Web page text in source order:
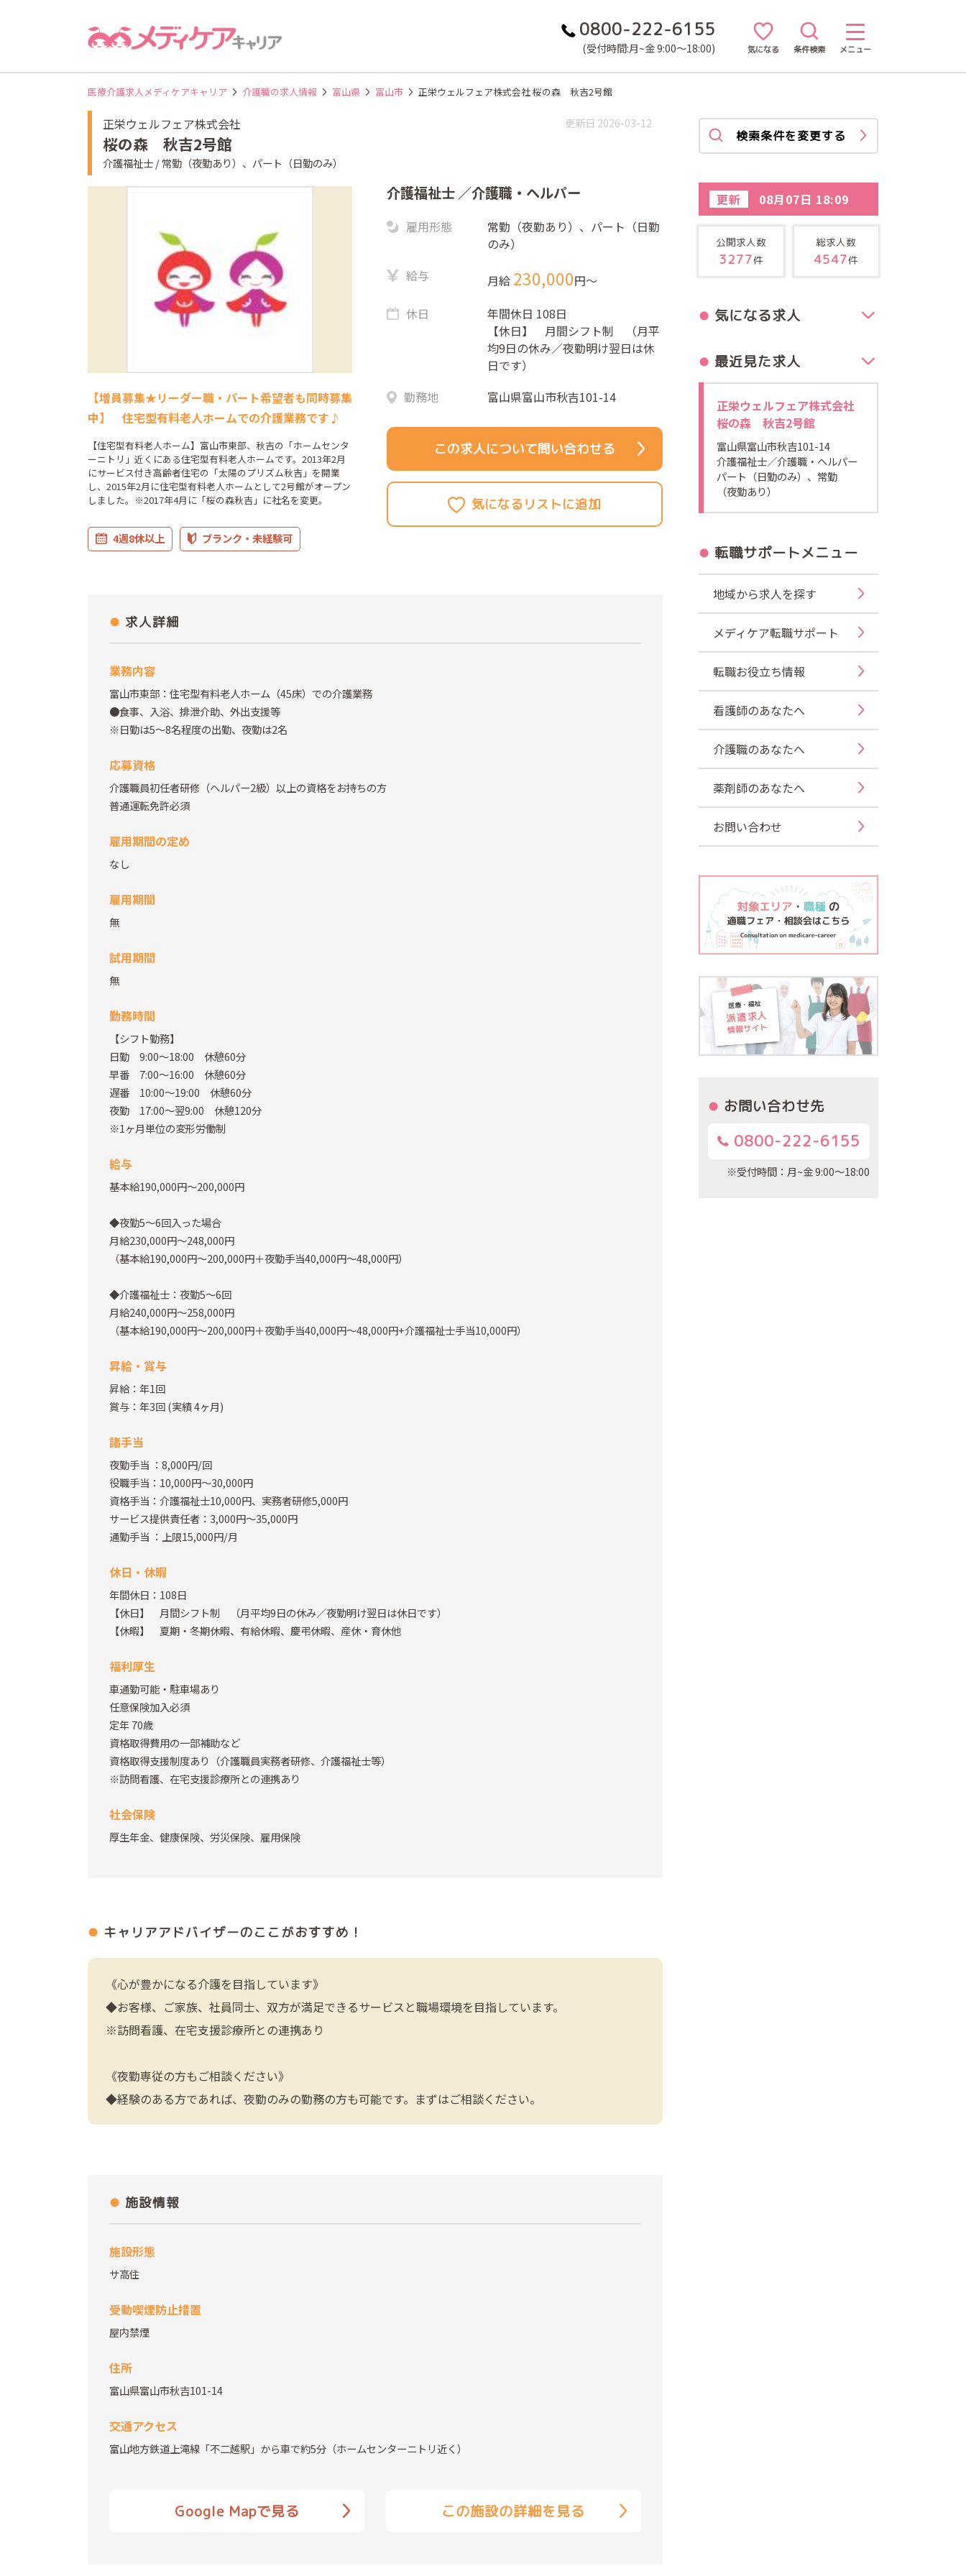
0800-222-6155
(受付時間:月~金 9:00～18:00) 気になる 条件検索 メニュー
医療介護求人メディケアキャリア 介護職の求人情報 富山県 富山市 正栄ウェルフェア株式会社 桜の森 秋吉2号館
正栄ウェルフェア株式会社
桜の森 秋吉2号館
介護福祉士 / 常勤（夜勤あり）、パート（日勤のみ）
更新日 2026-03-12
【増員募集★リーダー職・パート希望者も同時募集
中】 住宅型有料老人ホームでの介護業務です♪
【住宅型有料老人ホーム】富山市東部、秋吉の「ホームセンタ
ーニトリ」近くにある住宅型有料老人ホームです。2013年2月
にサービス付き高齢者住宅の「太陽のプリズム秋吉」を開業
し、2015年2月に住宅型有料老人ホームとして2号館がオープン
しました。※2017年4月に「桜の森秋吉」に社名を変更。
4週8休以上 ブランク・未経験可
介護福祉士 ／介護職・ヘルパー
雇用形態
常勤（夜勤あり）、パート（日勤
のみ）
給与
月給 230,000円〜
休日
年間休日 108日
【休日】 月間シフト制 （月平
均9日の休み／夜勤明け翌日は休
日です）
勤務地
富山県富山市秋吉101-14
この求人について問い合わせる
求人詳細
業務内容
富山市東部：住宅型有料老人ホーム（45床）での介護業務
●食事、入浴、排泄介助、外出支援等
※日勤は5～8名程度の出勤、夜勤は2名
応募資格
介護職員初任者研修（ヘルパー2級）以上の資格をお持ちの方
普通運転免許必須
雇用期間の定め
なし
雇用期間
無
試用期間
無
勤務時間
【シフト勤務】
日勤 9:00～18:00 休憩60分
早番 7:00～16:00 休憩60分
遅番 10:00～19:00 休憩60分
夜勤 17:00～翌9:00 休憩120分
※1ヶ月単位の変形労働制
給与
基本給190,000円～200,000円
◆夜勤5～6回入った場合
月給230,000円～248,000円
（基本給190,000円～200,000円＋夜勤手当40,000円～48,000円）
◆介護福祉士：夜勤5～6回
月給240,000円～258,000円
（基本給190,000円～200,000円＋夜勤手当40,000円～48,000円+介護福祉士手当10,000円）
昇給・賞与
昇給：年1回
賞与：年3回(実績 4ヶ月)
諸手当
夜勤手当 ：8,000円/回
役職手当：10,000円～30,000円
資格手当：介護福祉士10,000円、実務者研修5,000円
サービス提供責任者：3,000円～35,000円
通勤手当 ：上限15,000円/月
休日・休暇
年間休日：108日
【休日】 月間シフト制 （月平均9日の休み／夜勤明け翌日は休日です）
【休暇】 夏期・冬期休暇、有給休暇、慶弔休暇、産休・育休他
福利厚生
車通勤可能・駐車場あり
任意保険加入必須
定年 70歳
資格取得費用の一部補助など
資格取得支援制度あり（介護職員実務者研修、介護福祉士等）
※訪問看護、在宅支援診療所との連携あり
社会保険
厚生年金、健康保険、労災保険、雇用保険
キャリアアドバイザーのここがおすすめ！
《心が豊かになる介護を目指しています》
◆お客様、ご家族、社員同士、双方が満足できるサービスと職場環境を目指しています。
※訪問看護、在宅支援診療所との連携あり
《夜勤専従の方もご相談ください》
◆経験のある方であれば、夜勤のみの勤務の方も可能です。まずはご相談ください。
施設情報
施設形態
サ高住
受動喫煙防止措置
屋内禁煙
住所
富山県富山市秋吉101-14
交通アクセス
富山地方鉄道上滝線「不二越駅」から車で約5分（ホームセンターニトリ近く）
Google Mapで見る この施設の詳細を見る
検索条件を変更する
更新 08月07日 18:09
公開求人数
3277件
総求人数
4547件
気になる求人
最近見た求人
正栄ウェルフェア株式会社
桜の森 秋吉2号館
富山県富山市秋吉101-14
介護福祉士／介護職・ヘルパー
パート（日勤のみ）、常勤
（夜勤あり）
転職サポートメニュー
地域から求人を探す
メディケア転職サポート
転職お役立ち情報
看護師のあなたへ
介護職のあなたへ
薬剤師のあなたへ
お問い合わせ
お問い合わせ先
0800-222-6155
※受付時間：月~金 9:00～18:00